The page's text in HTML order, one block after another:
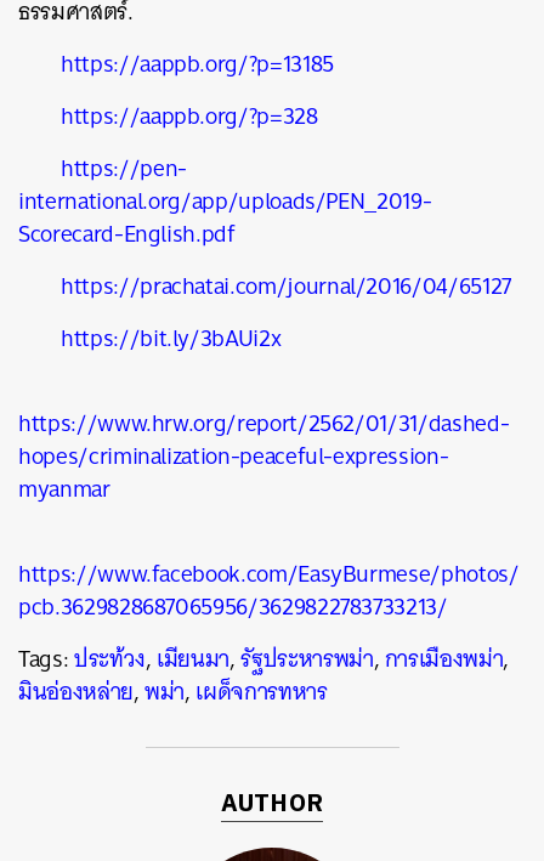
ธรรมศาสตร์.
https://aappb.org/?p=13185
https://aappb.org/?p=328
https://pen-
international.org/app/uploads/PEN_2019-
Scorecard-English.pdf
https://prachatai.com/journal/2016/04/65127
https://bit.ly/3bAUi2x
https://www.hrw.org/report/2562/01/31/dashed-
hopes/criminalization-peaceful-expression-
myanmar
https://www.facebook.com/EasyBurmese/photos/
pcb.3629828687065956/3629822783733213/
Tags:ประท้วง,เมียนมา,รัฐประหารพม่า,การเมืองพม่า,
มินอ่องหล่าย,พม่า,เผด็จการทหาร
AUTHOR